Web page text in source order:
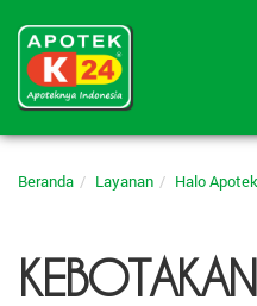
Beranda Layanan Halo
KEBOTAKAN